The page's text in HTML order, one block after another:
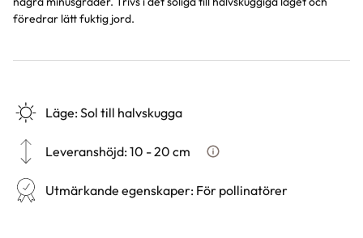
föredrar lätt fuktig jord.
Läge:Sol till halvskugga
Leveranshöjd:10 - 20 cm Hur vi mäter leveranshöjd på
Utmärkande egenskaper: För pollinatörer